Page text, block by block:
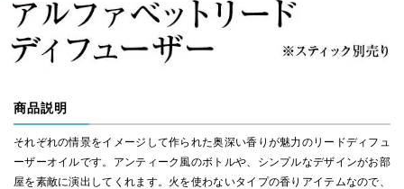
商品説明
それぞれの情景をイメージして作られた奥深い香りが魅力のリードディフュ
ーザーオイルです。アンティーク風のボトルや、シンプルなデザインがお部
屋を素敵に演出してくれます。火を使わないタイプの香りアイテムなので、